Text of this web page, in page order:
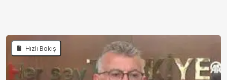
Hızlı Bakış